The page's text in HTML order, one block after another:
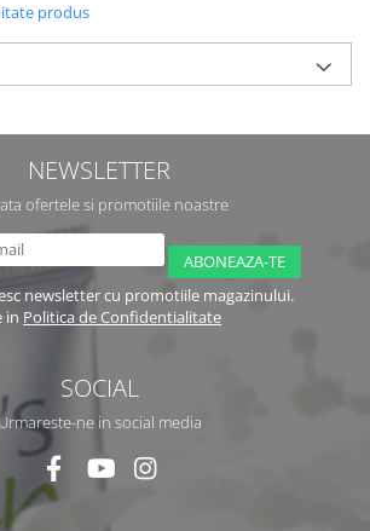
produs
NEWSLETTER
ofertele si promotiile noastre
newsletter cu promotiile magazinului.
in Politica de Confidentialitate
SOCIAL
Urmareste-ne in social media